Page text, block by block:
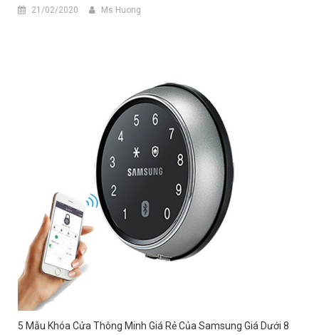
21/02/2020 Ms Huong
5 Mẫu Khóa Cửa Thông Minh Giá Rẻ Của Samsung Giá Dưới 8